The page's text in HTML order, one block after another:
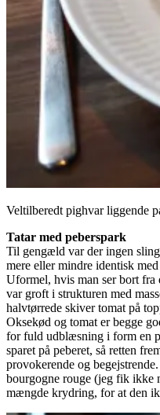
Veltilberedt pighvar liggende
Tatar med peberspark
Til gengæld var der ingen
mere eller mindre identisk
Uformel, hvis man ser bort fra
var groft i strukturen med
halvtørrede skiver tomat på
Oksekød og tomat er begge
for fuld udblæsning i form en
sparet på peberet, så retten
provokerende og
bourgogne rouge (jeg fik ikke
mængde krydring, for at den